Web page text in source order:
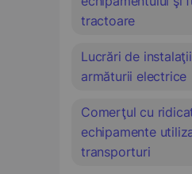
tractoare
Lucrări de
armăturii electrice
Comerţul cu
echipamente
transporturi